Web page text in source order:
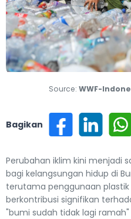
Source: WWF-
Bagikan
Perubahan iklim kini menjadi
bagi kelangsungan hidup di
terutama penggunaan
berkontribusi signifikan
"bumi sudah tidak lagi